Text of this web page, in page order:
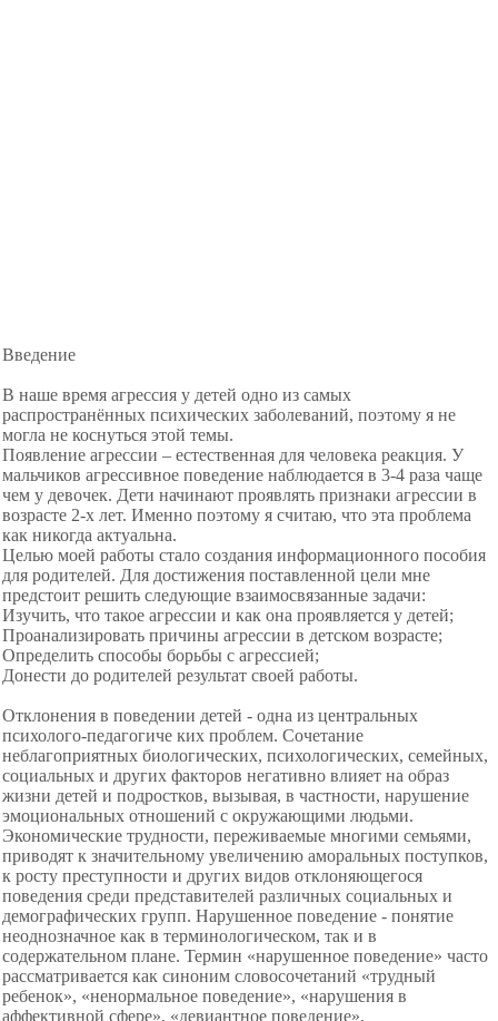
Введение
В наше время агрессия у детей одно из самых
распространённых психических заболеваний, поэтому я не
могла не коснуться этой темы.
Появление агрессии – естественная для человека реакция. У
мальчиков агрессивное поведение наблюдается в 3-4 раза чаще
чем у девочек. Дети начинают проявлять признаки агрессии в
возрасте 2-х лет. Именно поэтому я считаю, что эта проблема
как никогда актуальна.
Целью моей работы стало создания информационного пособия
для родителей. Для достижения поставленной цели мне
предстоит решить следующие взаимосвязанные задачи:
Изучить, что такое агрессии и как она проявляется у детей;
Проанализировать причины агрессии в детском возрасте;
Определить способы борьбы с агрессией;
Донести до родителей результат своей работы.
Отклонения в поведении детей - одна из центральных
психолого-педагогиче ких проблем. Сочетание
неблагоприятных биологических, психологических, семейных,
социальных и других факторов негативно влияет на образ
жизни детей и подростков, вызывая, в частности, нарушение
эмоциональных отношений с окружающими людьми.
Экономические трудности, переживаемые многими семьями,
приводят к значительному увеличению аморальных поступков,
к росту преступности и других видов отклоняющегося
поведения среди представителей различных социальных и
демографических групп. Нарушенное поведение - понятие
неоднозначное как в терминологическом, так и в
содержательном плане. Термин «нарушенное поведение» часто
рассматривается как синоним словосочетаний «трудный
ребенок», «ненормальное поведение», «нарушения в
аффективной сфере», «девиантное поведение»,